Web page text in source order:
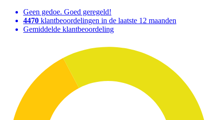
Geen gedoe. Goed geregeld!
4470 klantbeoordelingen in de laatste 12 maanden
Gemiddelde klantbeoordeling